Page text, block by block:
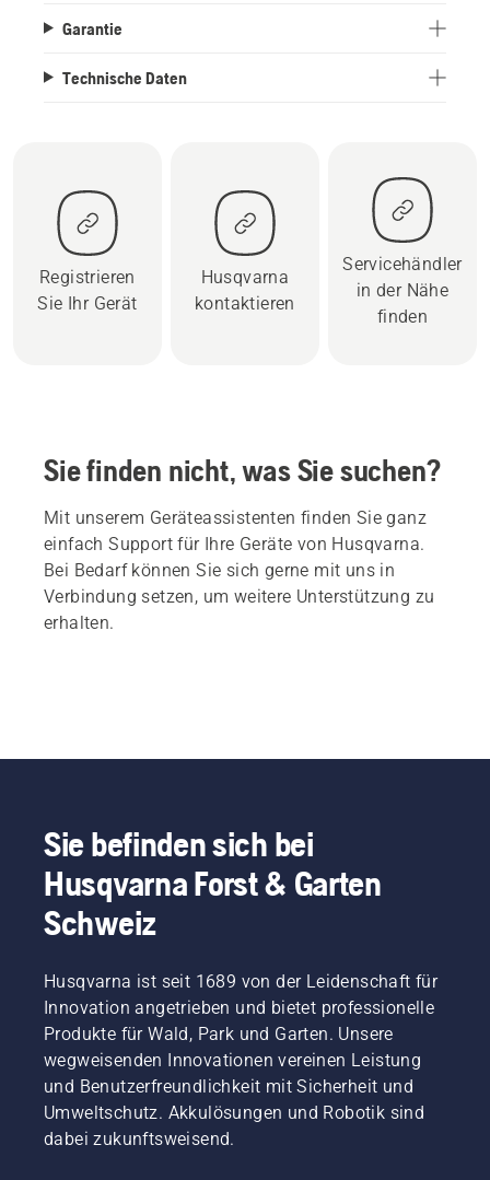
Garantie
Technische Daten
Registrieren
Sie Ihr Gerät
Husqvarna
kontaktieren
Servicehändler
in der Nähe
finden
Sie finden nicht, was Sie suchen?
Mit unserem Geräteassistenten finden Sie ganz
einfach Support für Ihre Geräte von Husqvarna.
Bei Bedarf können Sie sich gerne mit uns in
Verbindung setzen, um weitere Unterstützung zu
erhalten.
Sie befinden sich bei
Husqvarna Forst & Garten
Schweiz
Husqvarna ist seit 1689 von der Leidenschaft für
Innovation angetrieben und bietet professionelle
Produkte für Wald, Park und Garten. Unsere
wegweisenden Innovationen vereinen Leistung
und Benutzerfreundlichkeit mit Sicherheit und
Umweltschutz. Akkulösungen und Robotik sind
dabei zukunftsweisend.